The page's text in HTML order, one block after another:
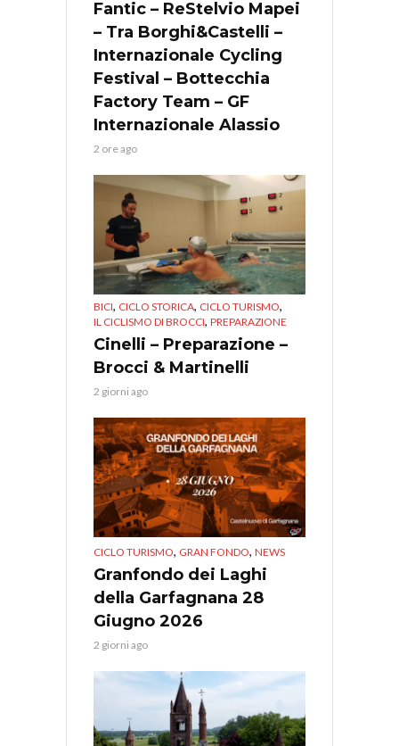
Fantic – ReStelvio Mapei
– Tra Borghi&Castelli –
Internazionale Cycling
Festival – Bottecchia
Factory Team – GF
Internazionale Alassio
2 ore ago
BICI, CICLO STORICA, CICLO TURISMO,
IL CICLISMO DI BROCCI, PREPARAZIONE
Cinelli – Preparazione –
Brocci & Martinelli
2 giorni ago
CICLO TURISMO, GRAN FONDO, NEWS
Granfondo dei Laghi
della Garfagnana 28
Giugno 2026
2 giorni ago